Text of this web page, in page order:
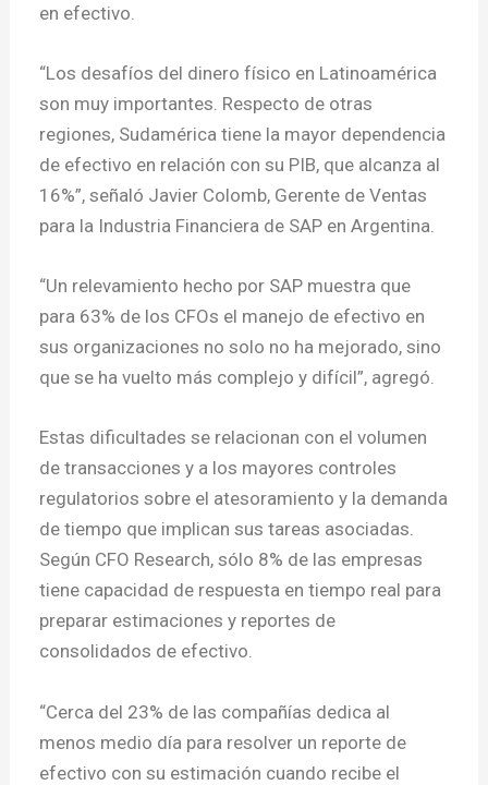
en efectivo.
“Los desafíos del dinero físico en Latinoamérica
son muy importantes. Respecto de otras
regiones, Sudamérica tiene la mayor dependencia
de efectivo en relación con su PIB, que alcanza al
16%”, señaló Javier Colomb, Gerente de Ventas
para la Industria Financiera de SAP en Argentina.
“Un relevamiento hecho por SAP muestra que
para 63% de los CFOs el manejo de efectivo en
sus organizaciones no solo no ha mejorado, sino
que se ha vuelto más complejo y difícil”, agregó.
Estas dificultades se relacionan con el volumen
de transacciones y a los mayores controles
regulatorios sobre el atesoramiento y la demanda
de tiempo que implican sus tareas asociadas.
Según CFO Research, sólo 8% de las empresas
tiene capacidad de respuesta en tiempo real para
preparar estimaciones y reportes de
consolidados de efectivo.
“Cerca del 23% de las compañías dedica al
menos medio día para resolver un reporte de
efectivo con su estimación cuando recibe el